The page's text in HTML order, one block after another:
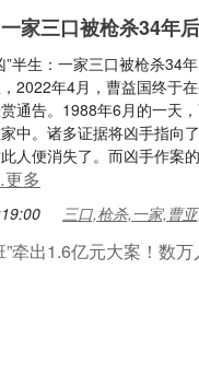
家三口被枪杀34年后
”半生：一家三口被枪杀34
2022年4月，曹益国终于
通告。1988年6月的一天
中。诸多证据将凶手指向
人便消失了。而凶手作案
多
三口,枪杀,一家,曹